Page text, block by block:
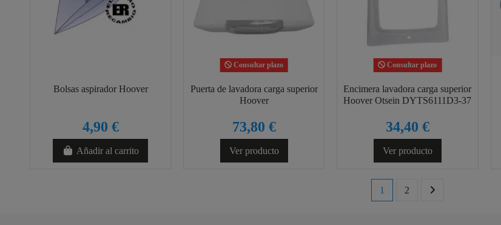
Bolsas aspirador Hoover
4,90 €
Añadir al carrito
Consultar plazo
Puerta de lavadora carga superior
Hoover
73,80 €
Ver producto
Consultar plazo
Encimera lavadora carga superior
Hoover Otsein DYTS6111D3-37
34,40 €
Ver producto
1 2